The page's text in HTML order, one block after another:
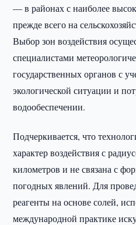
— в районах с наиболее
прежде всего на
Выбор зон воздействия
специалистами
государственных органов с
экологической ситуации и
водообеспечении.
Подчеркивается, что
характер воздействия с
километров и не связана с
погодных явлений. Для
реагенты на основе солей,
международной практике